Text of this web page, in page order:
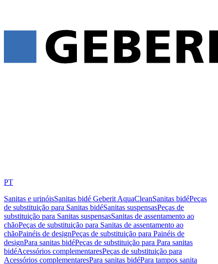
PT
Sanitas e urinóisSanitas bidé Geberit AquaCleanSanitas bidéPeças
de substituição para Sanitas bidéSanitas suspensasPeças de
substituição para Sanitas suspensasSanitas de assentamento ao
chãoPeças de substituição para Sanitas de assentamento ao
chãoPainéis de designPeças de substituição para Painéis de
designPara sanitas bidéPeças de substituição para Para sanitas
bidéAcessórios complementaresPeças de substituição para
Acessórios complementaresPara sanitas bidéPara tampos sanita